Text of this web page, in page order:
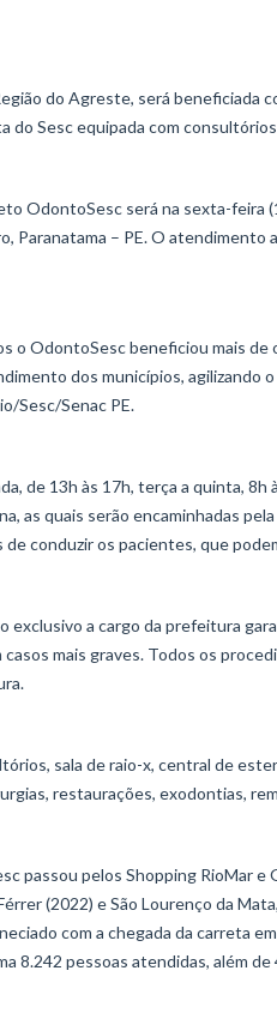
do Agreste, será
do Sesc equipada com
OdontoSesc será na sexta-feira
Paranatama – PE. O
o OdontoSesc beneficiou mais
dos municípios, agilizando
Sesc/Senac PE.
de 13h às 17h, terça a quinta,
as quais serão encaminhadas
conduzir os pacientes, que
exclusivo a cargo da prefeitura
mais graves. Todos os
sala de raio-x, central de
restaurações, exodontias,
passou pelos Shopping RioMar e
(2022) e São Lourenço da
com a chegada da carreta
8.242 pessoas atendidas, além